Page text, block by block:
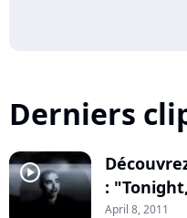
Derniers
player2
:
April 8, 2011